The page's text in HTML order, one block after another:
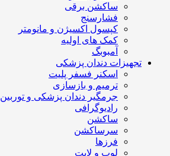
ساکشن برقی
فشارسنج
کپسول اکسیژن و مانومتر
کمک های اولیه
آمبوبگ
تجهیزات دندان پزشکی
اسکنر فسفر پلیت
ترمیم و بازسازی
جرمگیر دندان پزشکی و توربین
رادیوگرافی
ساکشن
سرساکشن
فرزها
لوپ و لایت